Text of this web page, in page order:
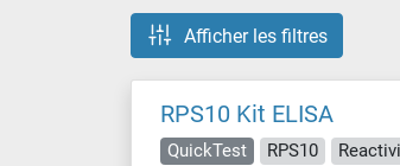
Afficher les filtres
RPS10 Kit ELISA
QuickTest RPS10